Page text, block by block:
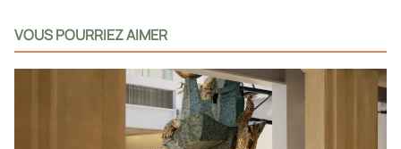
VOUS POURRIEZ AIMER